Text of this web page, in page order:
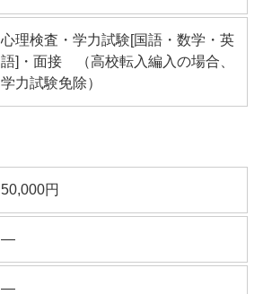
心理検査・学力試験[国語・数学・英
語]・面接 （高校転入編入の場合、
学力試験免除）
50,000円
―
―